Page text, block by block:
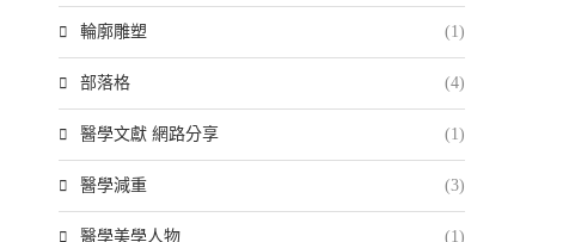
輪廓雕塑 (1)
部落格 (4)
醫學文獻 網路分享 (1)
醫學減重 (3)
醫學美學人物 (1)